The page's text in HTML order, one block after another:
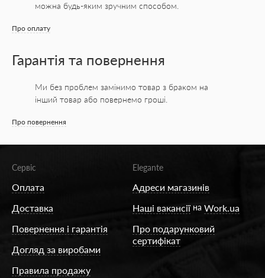
можна будь-яким зручним способом.
Про оплату
Гарантія та повернення
Ми без проблем замінимо товар з браком на
інший товар або повернемо гроші.
Про повернення
Сервіс
Оплата
Доставка
Повернення і гарантія
Догляд за виробами
Правила продажу
Elegante
Адреси магазинів
Наші вакансії на Work.ua
Про подарунковий
сертифікат